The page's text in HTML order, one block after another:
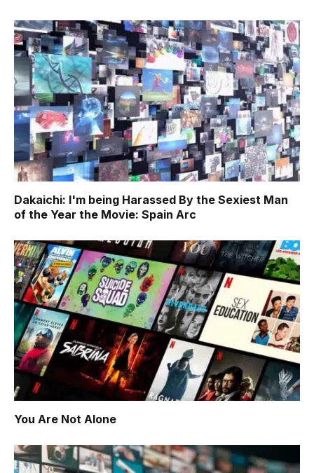
Dakaichi: I'm being Harassed By the Sexiest Man
of the Year the Movie: Spain Arc
You Are Not Alone